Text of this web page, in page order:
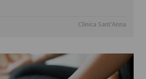
Clinica Sant'Anna